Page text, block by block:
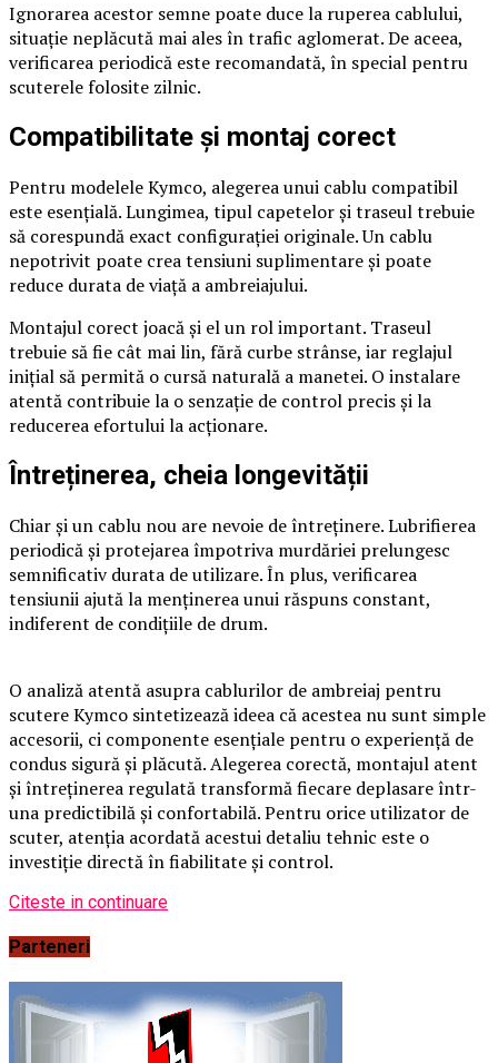
Ignorarea acestor semne poate duce la ruperea cablului,
situație neplăcută mai ales în trafic aglomerat. De aceea,
verificarea periodică este recomandată, în special pentru
scuterele folosite zilnic.
Compatibilitate și montaj corect
Pentru modelele Kymco, alegerea unui cablu compatibil
este esențială. Lungimea, tipul capetelor și traseul trebuie
să corespundă exact configurației originale. Un cablu
nepotrivit poate crea tensiuni suplimentare și poate
reduce durata de viață a ambreiajului.
Montajul corect joacă și el un rol important. Traseul
trebuie să fie cât mai lin, fără curbe strânse, iar reglajul
inițial să permită o cursă naturală a manetei. O instalare
atentă contribuie la o senzație de control precis și la
reducerea efortului la acționare.
Întreținerea, cheia longevității
Chiar și un cablu nou are nevoie de întreținere. Lubrifierea
periodică și protejarea împotriva murdăriei prelungesc
semnificativ durata de utilizare. În plus, verificarea
tensiunii ajută la menținerea unui răspuns constant,
indiferent de condițiile de drum.
O analiză atentă asupra cablurilor de ambreiaj pentru
scutere Kymco sintetizează ideea că acestea nu sunt simple
accesorii, ci componente esențiale pentru o experiență de
condus sigură și plăcută. Alegerea corectă, montajul atent
și întreținerea regulată transformă fiecare deplasare într-
una predictibilă și confortabilă. Pentru orice utilizator de
scuter, atenția acordată acestui detaliu tehnic este o
investiție directă în fiabilitate și control.
Citeste in continuare
Parteneri